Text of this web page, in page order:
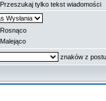
Przeszukaj tylko tekst wiadomości
Rosnąco
Malejąco
znaków z postu